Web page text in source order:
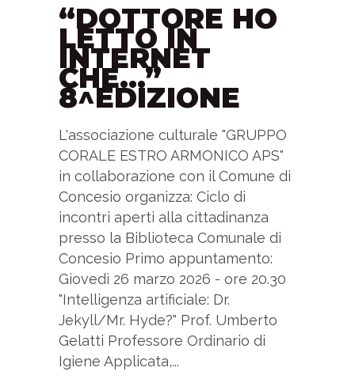
“DOTTORE HO
LETTO IN
INTERNET
CHE…”
8^EDIZIONE
L'associazione culturale "GRUPPO
CORALE ESTRO ARMONICO APS"
in collaborazione con il Comune di
Concesio organizza: Ciclo di
incontri aperti alla cittadinanza
presso la Biblioteca Comunale di
Concesio Primo appuntamento:
Giovedì 26 marzo 2026 - ore 20.30
"Intelligenza artificiale: Dr.
Jekyll/Mr. Hyde?" Prof. Umberto
Gelatti Professore Ordinario di
Igiene Applicata,...